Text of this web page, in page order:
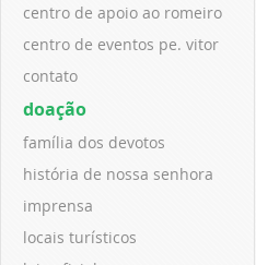
centro de apoio ao romeiro
centro de eventos pe. vitor
contato
doação
família dos devotos
história de nossa senhora
imprensa
locais turísticos